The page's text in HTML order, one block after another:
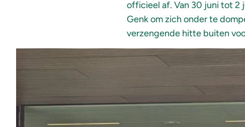
officieel af. Van 30 juni tot 2
Genk omzich onderte
verzengende hitte buiten